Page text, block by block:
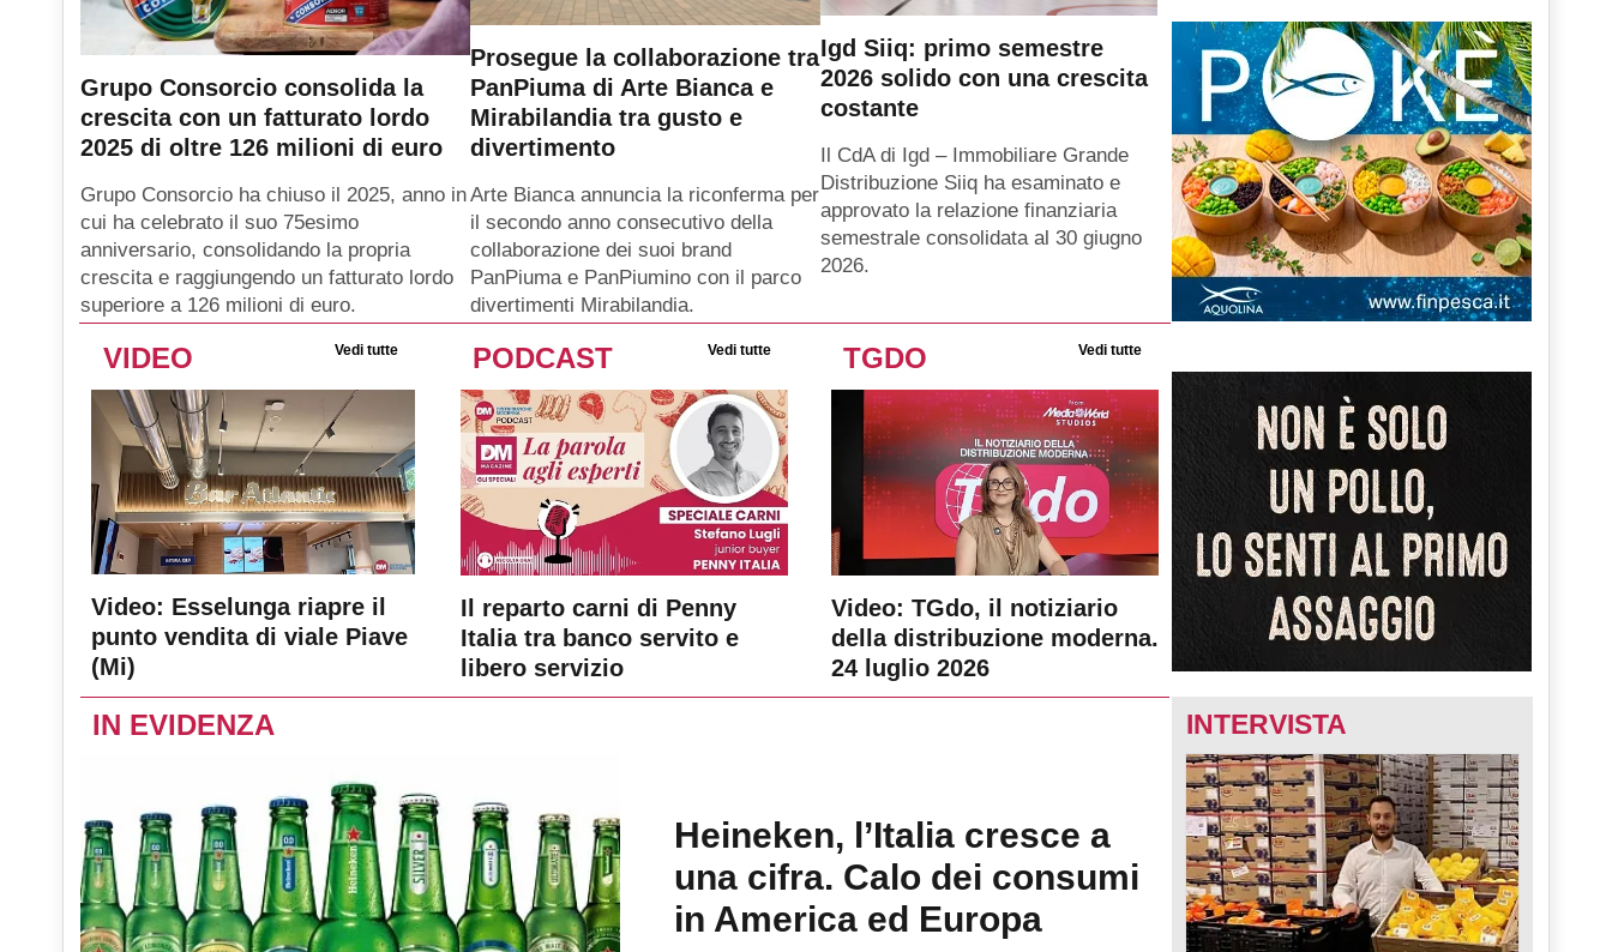
Grupo Consorcio consolida la
crescita con un fatturato lordo
2025 di oltre 126 milioni di euro
Grupo Consorcio ha chiuso il 2025, anno in
cui ha celebrato il suo 75esimo
anniversario, consolidando la propria
crescita e raggiungendo un fatturato lordo
superiore a 126 milioni di euro.
Prosegue la collaborazione tra
PanPiuma di Arte Bianca e
Mirabilandia tra gusto e
divertimento
Arte Bianca annuncia la riconferma per
il secondo anno consecutivo della
collaborazione dei suoi brand
PanPiuma e PanPiumino con il parco
divertimenti Mirabilandia.
Igd Siiq: primo semestre
2026 solido con una crescita
costante
Il CdA di Igd – Immobiliare Grande
Distribuzione Siiq ha esaminato e
approvato la relazione finanziaria
semestrale consolidata al 30 giugno
2026.
VIDEO Vedi tutte
Video: Esselunga riapre il
punto vendita di viale Piave
(Mi)
PODCAST Vedi tutte
Il reparto carni di Penny
Italia tra banco servito e
libero servizio
TGDO Vedi tutte
Video: TGdo, il notiziario
della distribuzione moderna.
24 luglio 2026
IN EVIDENZA
Heineken, l’Italia cresce a
una cifra. Calo dei consumi
in America ed Europa
INTERVISTA